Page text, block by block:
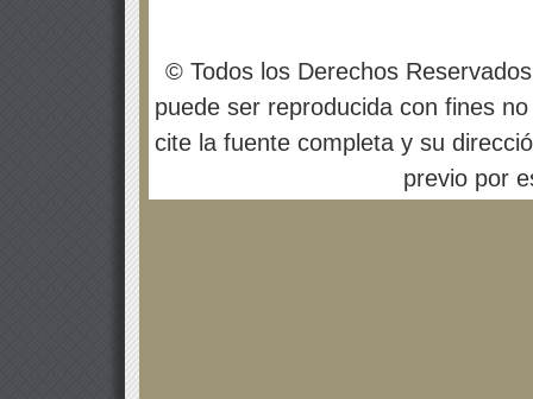
© Todos los Derechos
puede ser reproducida con fines
cite la fuente completa y su
previo por